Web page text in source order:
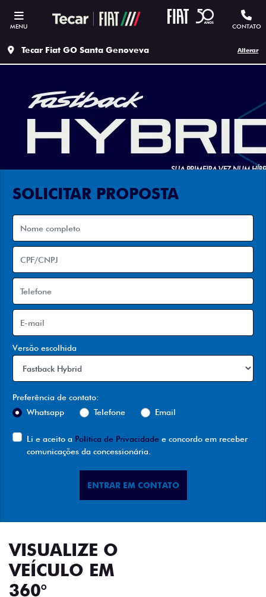
MENU CONTATO
Tecar Fiat GO Santa Genoveva Alterar
SOLICITAR PROPOSTA
Versão escolhida
Preferência de contato:
Whatsapp
Telefone Email
Li e aceito a Política de Privacidade e concordo em receber
comunicações da concessionária.
ENTRAR EM CONTATO
VISUALIZE O
VEÍCULO EM
360°